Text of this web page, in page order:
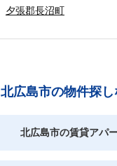
夕張郡長沼町
北広島市の物件探し
北広島市の賃貸アパ